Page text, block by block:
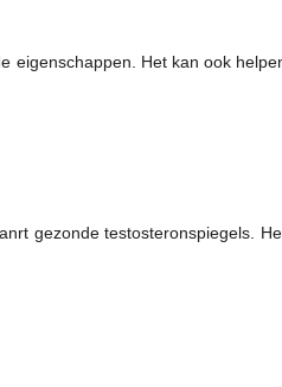
eigenschappen. Het kan ook
gezonde testosteronspiegels.